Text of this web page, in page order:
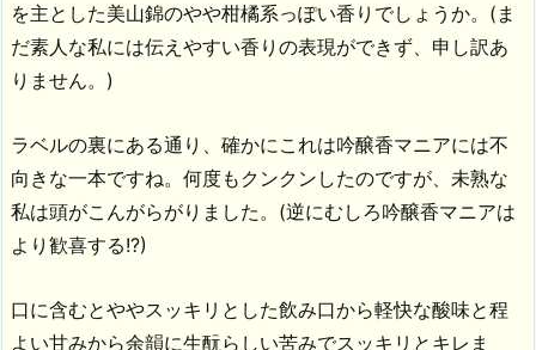
を主とした美山錦のやや柑橘系っぽい香りでしょうか。(ま
だ素人な私には伝えやすい香りの表現ができず、申し訳あ
りません。)
ラベルの裏にある通り、確かにこれは吟醸香マニアには不
向きな一本ですね。何度もクンクンしたのですが、未熟な
私は頭がこんがらがりました。(逆にむしろ吟醸香マニアは
より歓喜する!?)
口に含むとややスッキリとした飲み口から軽快な酸味と程
よい甘みから余韻に生酛らしい苦みでスッキリとキレま